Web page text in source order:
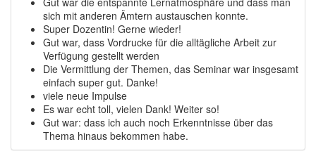
sich mit anderen Ämtern austauschen konnte.
Super Dozentin! Gerne wieder!
Gut war, dass Vordrucke für die alltägliche Arbeit zur
Verfügung gestellt werden
Die Vermittlung der Themen, das Seminar war insgesamt
einfach super gut. Danke!
viele neue Impulse
Es war echt toll, vielen Dank! Weiter so!
Gut war: dass ich auch noch Erkenntnisse über das
Thema hinaus bekommen habe.